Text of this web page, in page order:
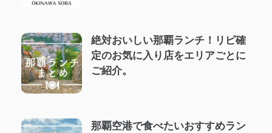
絶対おいしい那覇ランチ！リピ確
定のお気に入り店をエリアごとに
ご紹介。
那覇空港で食べたいおすすめラン